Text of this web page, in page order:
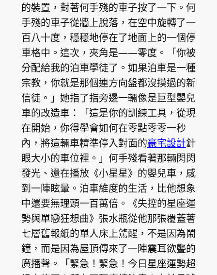
的裝置，對著何手殘的車子按了一下。何
手殘的車子從牆上脫落，在空中旋轉了一
百八十度，穩穩地停在了地面上的一個停
車格中。這次，夾角是——零度。「你被
分配給我的泊車學徒了。如果泊車是一種
宗教，你就是那個連方向盤都沒摸過的新
信徒。」她指了指旁邊一輛像是巨型嬰兒
車的改造車：「這是你的訓練工具，從現
在開始，你得學會如何在零點零零一秒
內，將這輛車精準停入對面的豪宅設計針
眼大小的車位裡。」何手殘看著那輛閃閃
發光、還在播放《小星星》的嬰兒車，感
到一陣眩暈。泊車維度的生活，比他想象
中還要無理頭一百萬倍。《失控的星座運
勢與單戀狂想曲》張水瓶從他那張覆蓋著
七層舊報紙的單人床上驚醒，不是因為鬧
鐘，而是因為屋頂傳來了一陣震耳欲聾的
廣播聲。「緊急！緊急！今日星座運勢超